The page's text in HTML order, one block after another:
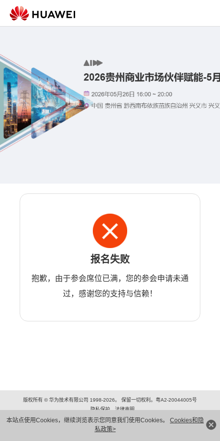
本站点使用Cookies，继续浏览表示您同意我们使用Cookies。 Cookies和隐
私政策>
报名失败
抱歉，由于参会席位已满，您的参会申请未通
过，感谢您的支持与信赖！
版权所有 © 华为技术有限公司 1998-2026。 保留一切权利。粤A2-20044005号
隐私保护
法律声明